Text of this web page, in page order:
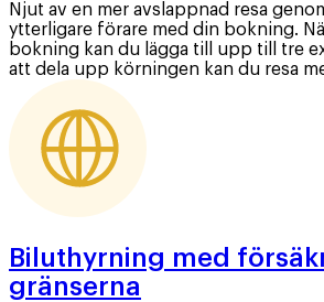
Njut av en mer avslappnad resa
ytterligare förare med din bokning.
bokning kan du lägga till upp till tre
att dela upp körningen kan du resa
Biluthyrning med
gränserna